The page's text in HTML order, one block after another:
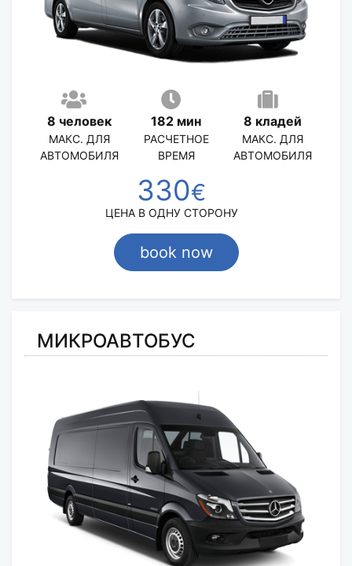
8 человек
МАКС. ДЛЯ
АВТОМОБИЛЯ
182 мин
РАСЧЕТНОЕ
ВРЕМЯ
8 кладей
МАКС. ДЛЯ
АВТОМОБИЛЯ
ЦЕНА В ОДНУ СТОРОНУ
330€
book now
МИКРОАВТОБУС